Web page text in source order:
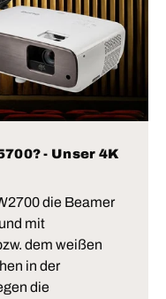
- Unser 4K
die Beamer
mit
dem weißen
in der
die